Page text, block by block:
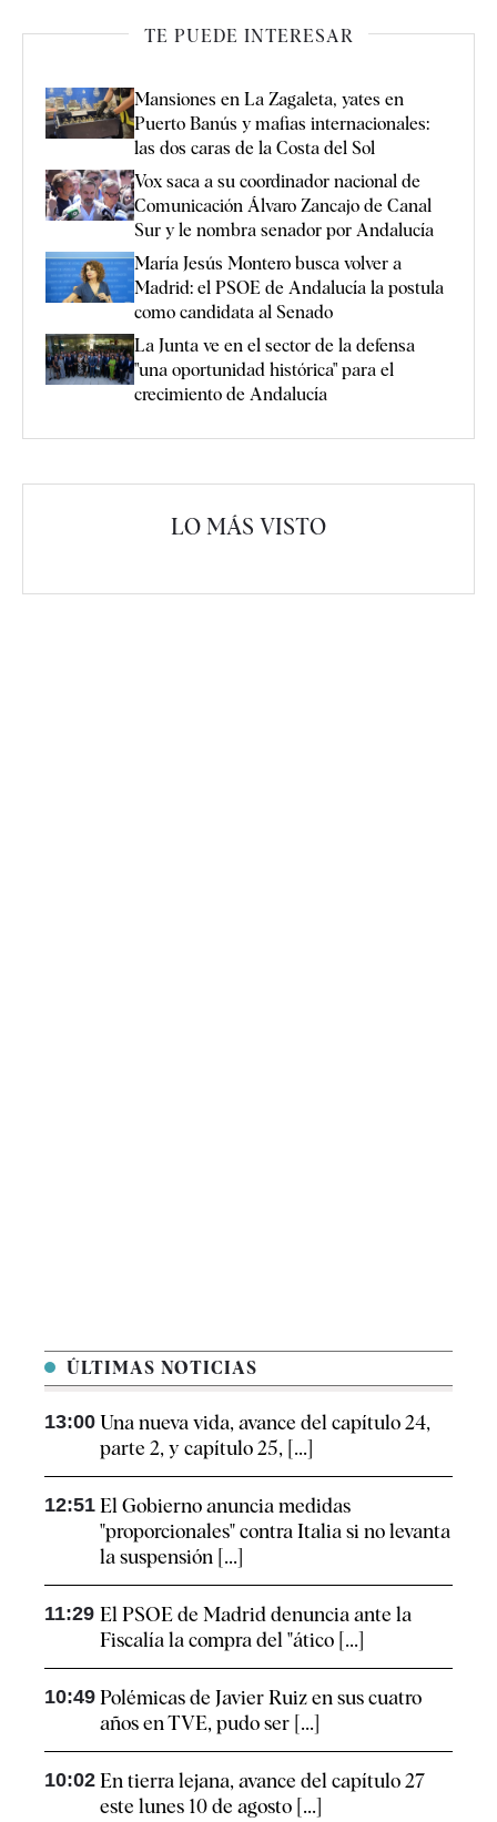
TE PUEDE INTERESAR
Mansiones en La Zagaleta, yates en
Puerto Banús y mafias internacionales:
las dos caras de la Costa del Sol
Vox saca a su coordinador nacional de
Comunicación Álvaro Zancajo de Canal
Sur y le nombra senador por Andalucía
María Jesús Montero busca volver a
Madrid: el PSOE de Andalucía la postula
como candidata al Senado
La Junta ve en el sector de la defensa
"una oportunidad histórica" para el
crecimiento de Andalucía
LO MÁS VISTO
ÚLTIMAS NOTICIAS
13:00 Una nueva vida, avance del capítulo 24,
parte 2, y capítulo 25, [...]
12:51 El Gobierno anuncia medidas
"proporcionales" contra Italia si no levanta
la suspensión [...]
11:29 El PSOE de Madrid denuncia ante la
Fiscalía la compra del "ático [...]
10:49 Polémicas de Javier Ruiz en sus cuatro
años en TVE, pudo ser [...]
10:02 En tierra lejana, avance del capítulo 27
este lunes 10 de agosto [...]